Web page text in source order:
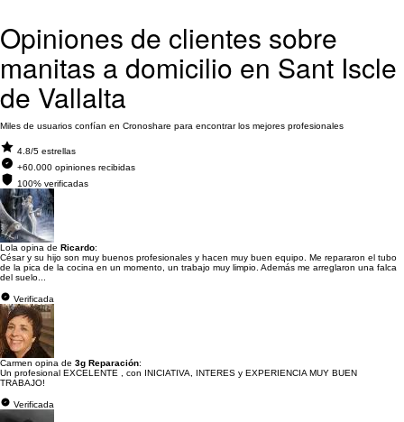
Opiniones de clientes sobre
manitas a domicilio en Sant Iscle
de Vallalta
Miles de usuarios confían en Cronoshare para encontrar los mejores profesionales
4.8/5 estrellas
+60.000 opiniones recibidas
100% verificadas
Lola opina de Ricardo:
César y su hijo son muy buenos profesionales y hacen muy buen equipo. Me repararon el tubo
de la pica de la cocina en un momento, un trabajo muy limpio. Además me arreglaron una falca
del suelo...
Verificada
Carmen opina de 3g Reparación:
Un profesional EXCELENTE , con INICIATIVA, INTERES y EXPERIENCIA MUY BUEN
TRABAJO!
Verificada